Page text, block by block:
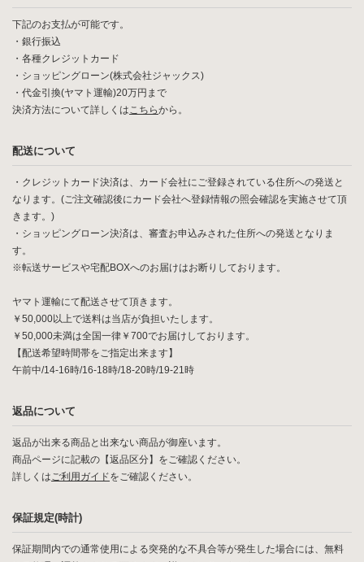
下記のお支払が可能です。
・銀行振込
・各種クレジットカード
・ショッピングローン(株式会社ジャックス)
・代金引換(ヤマト運輸)20万円まで
決済方法について詳しくはこちらから。
配送について
・クレジットカード決済は、カード会社にご登録されている住所への発送と
なります。(ご注文確認後にカード会社へ登録情報の照会確認を実施させて頂
きます。)
・ショッピングローン決済は、審査お申込みされた住所への発送となりま
す。
※転送サービスや宅配BOXへのお届けはお断りしております。
ヤマト運輸にて配送させて頂きます。
￥50,000以上で送料は当店が負担いたします。
￥50,000未満は全国一律￥700でお届けしております。
【配送希望時間帯をご指定出来ます】
午前中/14-16時/16-18時/18-20時/19-21時
返品について
返品が出来る商品と出来ない商品が御座います。
商品ページに記載の【返品区分】をご確認ください。
詳しくはご利用ガイドをご確認ください。
保証規定(時計)
保証期間内での通常使用による突発的な不具合等が発生した場合には、無料